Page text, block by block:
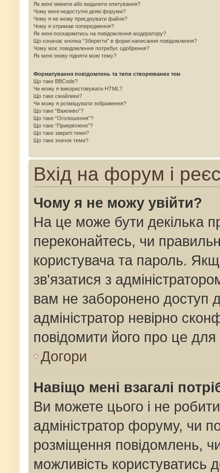
Як мені змінити або видалити опитування?
Чому мені недоступні деякі форуми?
Чому я не можу приєднувати файли?
Чому я отримав попередження?
Як мені поскаржитись на повідомлення модератору?
Що означає кнопка “Зберегти” в формі написання повідомлення?
Чому моє повідомлення потребує одобрення?
Як мені знову підняти мою тему?
Форматування повідомлень та типи створюваних тем
Що таке BBCode?
Чи можу я використовувати HTML?
Що таке смайлики?
Чи можу я розміщувати зображення?
Що таке “Важливо”?
Що таке “Оголошення”?
Що таке “Прикріплено”?
Що таке закриті теми?
Що таке значок теми?
Вхід на форум і
Чому я не можу увійти?
На це може бути декілька
переконайтесь, чи
користувача та пароль.
зв'язатися з
вам не заборонено
адміністратор невірно
повідомити його про це
Догори
Навіщо мені взагалі
Ви можете цього і не
адміністратор форуму, чи
розміщення повідомлень,
можливість користуватись